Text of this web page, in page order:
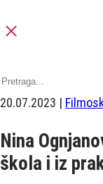
20.07.2023 |
Nina
škola i iz